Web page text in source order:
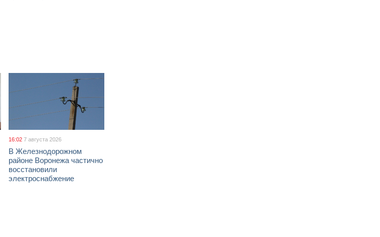
16:02 7 августа 2026
В Железнодорожном
районе Воронежа частично
восстановили
электроснабжение